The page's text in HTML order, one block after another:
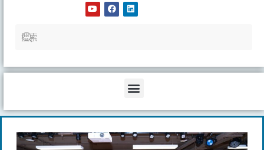
Y
o
F
a
L
i
Menu